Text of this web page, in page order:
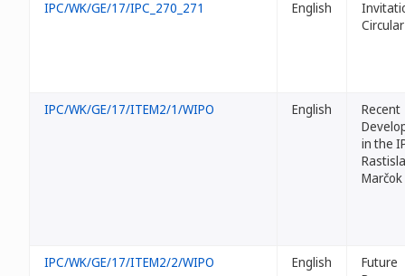
IPC/WK/GE/17/IPC_270_271 English
Circular
IPC/WK/GE/17/ITEM2/1/WIPO English
Recent
in the
Marčok
IPC/WK/GE/17/ITEM2/2/WIPO English
Future